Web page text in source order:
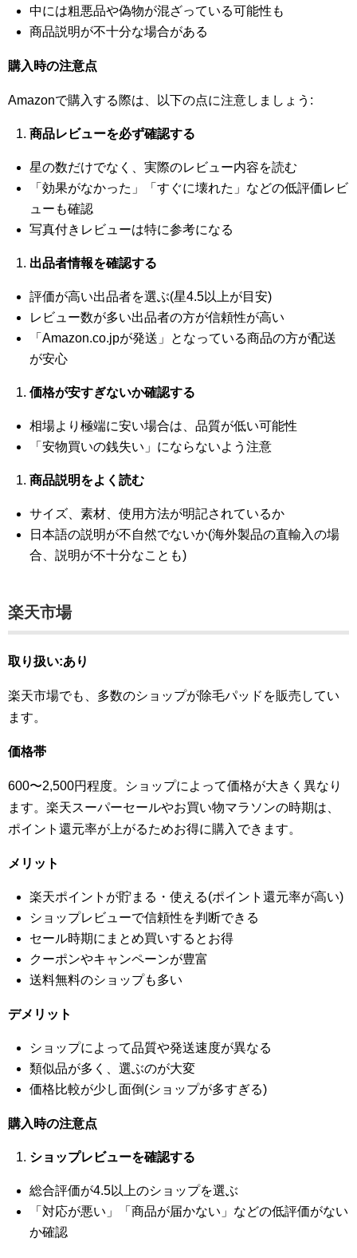
中には粗悪品や偽物が混ざっている可能性も
商品説明が不十分な場合がある
購入時の注意点
Amazonで購入する際は、以下の点に注意しましょう:
商品レビューを必ず確認する
星の数だけでなく、実際のレビュー内容を読む
「効果がなかった」「すぐに壊れた」などの低評価レビ
ューも確認
写真付きレビューは特に参考になる
出品者情報を確認する
評価が高い出品者を選ぶ(星4.5以上が目安)
レビュー数が多い出品者の方が信頼性が高い
「Amazon.co.jpが発送」となっている商品の方が配送
が安心
価格が安すぎないか確認する
相場より極端に安い場合は、品質が低い可能性
「安物買いの銭失い」にならないよう注意
商品説明をよく読む
サイズ、素材、使用方法が明記されているか
日本語の説明が不自然でないか(海外製品の直輸入の場
合、説明が不十分なことも)
楽天市場
取り扱い:あり
楽天市場でも、多数のショップが除毛パッドを販売してい
ます。
価格帯
600〜2,500円程度。ショップによって価格が大きく異なり
ます。楽天スーパーセールやお買い物マラソンの時期は、
ポイント還元率が上がるためお得に購入できます。
メリット
楽天ポイントが貯まる・使える(ポイント還元率が高い)
ショップレビューで信頼性を判断できる
セール時期にまとめ買いするとお得
クーポンやキャンペーンが豊富
送料無料のショップも多い
デメリット
ショップによって品質や発送速度が異なる
類似品が多く、選ぶのが大変
価格比較が少し面倒(ショップが多すぎる)
購入時の注意点
ショップレビューを確認する
総合評価が4.5以上のショップを選ぶ
「対応が悪い」「商品が届かない」などの低評価がない
か確認